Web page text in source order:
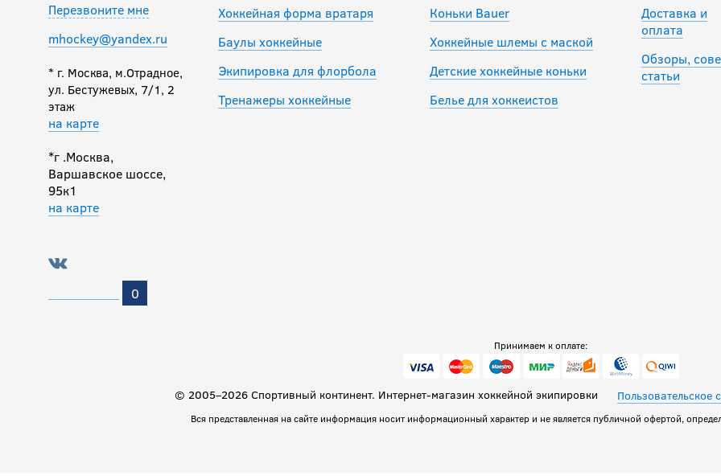
Перезвоните мне
mhockey@yandex.ru
* г. Москва, м.Отрадное,
ул. Бестужевых, 7/1, 2
этаж
на карте
*г .Москва,
Варшавское шоссе,
95к1
на карте
0
Хоккейная форма вратаря
Баулы хоккейные
Экипировка для флорбола
Тренажеры хоккейные
Коньки Bauer
Хоккейные шлемы с маской
Детские хоккейные коньки
Белье для хоккеистов
Доставка и
оплата
Обзоры,
статьи
Принимаем к оплате:
© 2005–2026 Спортивный континент. Интернет-магазин хоккейной экипировки Пользовательское
Вся представленная на сайте информация носит информационный характер и не является публичной офертой,